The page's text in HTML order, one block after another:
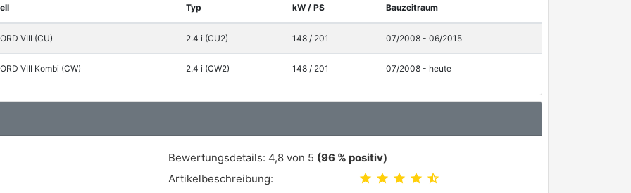
Typ kW / PS Bauzeitraum
VIII (CU) 2.4 i (CU2) 148 / 201 07/2008 - 06/2015
VIII Kombi (CW) 2.4 i (CW2) 148 / 201 07/2008 - heute
Bewertungsdetails: 4,8 von 5 (96 % positiv)
Artikelbeschreibung:
star star star star star_half